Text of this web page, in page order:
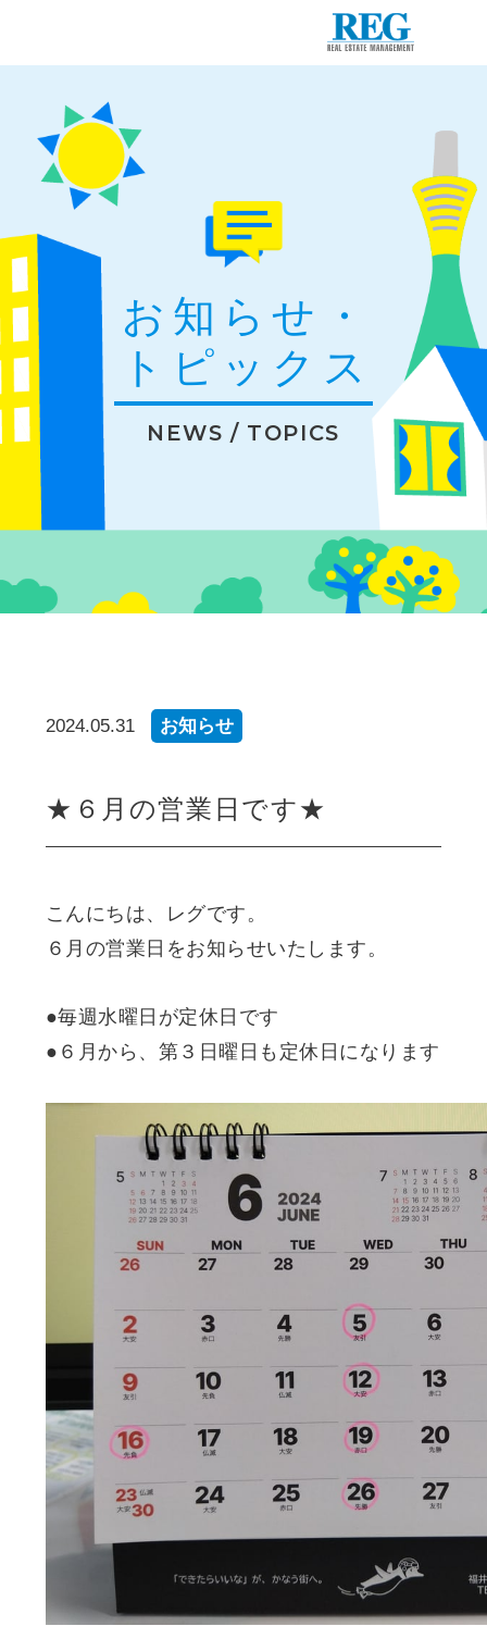
お知らせ・
トピックス
NEWS / TOPICS
2024.05.31 お知らせ
★６月の営業日です★
こんにちは、レグです。
６月の営業日をお知らせいたします。
●毎週水曜日が定休日です
●６月から、第３日曜日も定休日になります